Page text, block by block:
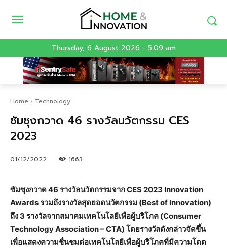
Thursday, 6 August 2026 - 5:09 am
Home Technology
ซัมซุงกวาด 46 รางวัลนวัตกรรม CES
2023
01/12/2022 1663
ซัมซุงกวาด 46 รางวัลนวัตกรรมจาก CES 2023 Innovation
Awards รวมถึงรางวัลสุดยอดนวัตกรรม (Best of Innovation)
ถึง 3 รางวัลจากสมาคมเทคโนโลยีเพื่อผู้บริโภค (Consumer
Technology Association – CTA) โดยรางวัลดังกล่าวจัดขึ้น
เพื่อแสดงความชื่นชมต่อเทคโนโลยีเพื่อผู้บริโภคที่มีความโดด